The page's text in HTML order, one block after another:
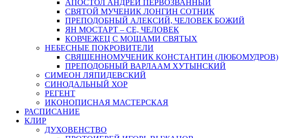
АПОСТОЛ АНДРЕЙ ПЕРВОЗВАННЫЙ
СВЯТОЙ МУЧЕНИК ЛОНГИН СОТНИК
ПРЕПОДОБНЫЙ АЛЕКСИЙ, ЧЕЛОВЕК БОЖИЙ
ЯН МОСТАРТ – СЕ, ЧЕЛОВЕК
КОВЧЕЖЕЦ С МОЩАМИ СВЯТЫХ
НЕБЕСНЫЕ ПОКРОВИТЕЛИ
СВЯЩЕННОМУЧЕНИК КОНСТАНТИН (ЛЮБОМУДРОВ)
ПРЕПОДОБНЫЙ ВАРЛААМ ХУТЫНСКИЙ
СИМЕОН ЛЯПИДЕВСКИЙ
СИНОДАЛЬНЫЙ ХОР
РЕГЕНТ
ИКОНОПИСНАЯ МАСТЕРСКАЯ
РАСПИСАНИЕ
КЛИР
ДУХОВЕНСТВО